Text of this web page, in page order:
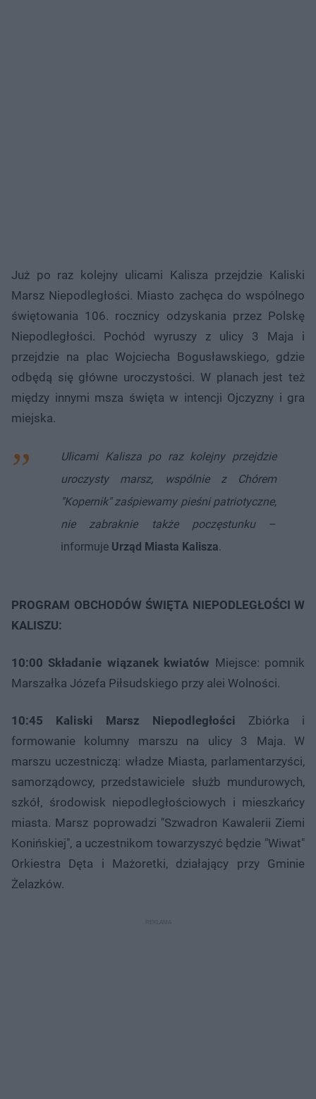
Już po raz kolejny ulicami Kalisza przejdzie Kaliski
Marsz Niepodległości. Miasto zachęca do wspólnego
świętowania 106. rocznicy odzyskania przez Polskę
Niepodległości. Pochód wyruszy z ulicy 3 Maja i
przejdzie na plac Wojciecha Bogusławskiego, gdzie
odbędą się główne uroczystości. W planach jest też
między innymi msza święta w intencji Ojczyzny i gra
miejska.
Ulicami Kalisza po raz kolejny przejdzie
uroczysty marsz, wspólnie z Chórem
"Kopernik" zaśpiewamy pieśni patriotyczne,
nie zabraknie także poczęstunku–
informuje Urząd Miasta Kalisza.
PROGRAM OBCHODÓW ŚWIĘTA NIEPODLEGŁOŚCI W
KALISZU:
10:00 Składanie wiązanek kwiatów Miejsce: pomnik
Marszałka Józefa Piłsudskiego przy alei Wolności.
10:45 Kaliski Marsz Niepodległości Zbiórka i
formowanie kolumny marszu na ulicy 3 Maja. W
marszu uczestniczą: władze Miasta, parlamentarzyści,
samorządowcy, przedstawiciele służb mundurowych,
szkół, środowisk niepodległościowych i mieszkańcy
miasta. Marsz poprowadzi "Szwadron Kawalerii Ziemi
Konińskiej", a uczestnikom towarzyszyć będzie "Wiwat"
Orkiestra Dęta i Mażoretki, działający przy Gminie
Żelazków.